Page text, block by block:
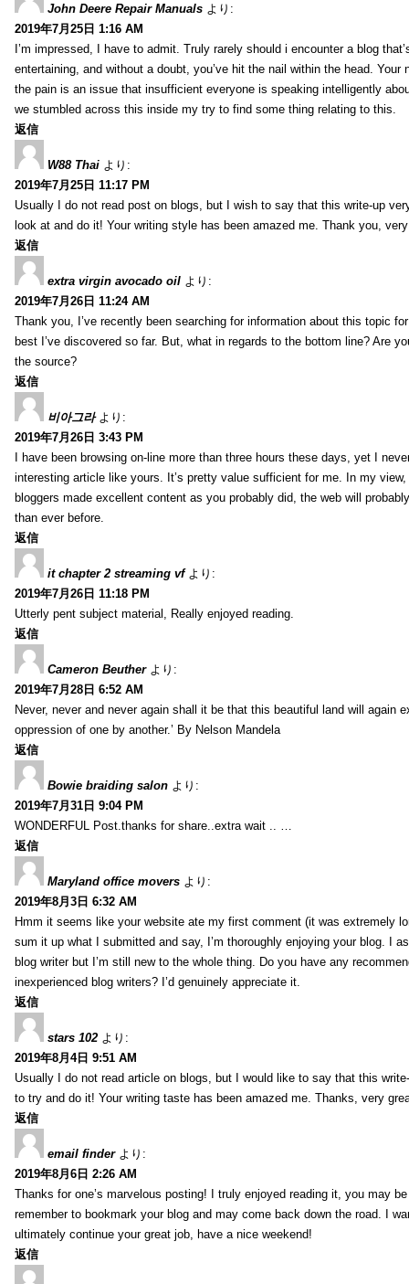
John Deere Repair Manuals より:
2019年7月25日 1:16 AM
I’m impressed, I have to admit. Truly rarely should i encounter a blog
entertaining, and without a doubt, you’ve hit the nail within the head. Your
the pain is an issue that insufficient everyone is speaking intelligently
we stumbled across this inside my try to find some thing relating to this.
返信
W88 Thai より:
2019年7月25日 11:17 PM
Usually I do not read post on blogs, but I wish to say that this write-up
look at and do it! Your writing style has been amazed me. Thank you,
返信
extra virgin avocado oil より:
2019年7月26日 11:24 AM
Thank you, I’ve recently been searching for information about this topic
best I’ve discovered so far. But, what in regards to the bottom line? Are
the source?
返信
비아그라 より:
2019年7月26日 3:43 PM
I have been browsing on-line more than three hours these days, yet I
interesting article like yours. It’s pretty value sufficient for me. In my
bloggers made excellent content as you probably did, the web will
than ever before.
返信
it chapter 2 streaming vf より:
2019年7月26日 11:18 PM
Utterly pent subject material, Really enjoyed reading.
返信
Cameron Beuther より:
2019年7月28日 6:52 AM
Never, never and never again shall it be that this beautiful land will again
oppression of one by another.’ By Nelson Mandela
返信
Bowie braiding salon より:
2019年7月31日 9:04 PM
WONDERFUL Post.thanks for share..extra wait .. …
返信
Maryland office movers より:
2019年8月3日 6:32 AM
Hmm it seems like your website ate my first comment (it was extremely
sum it up what I submitted and say, I’m thoroughly enjoying your blog. I
blog writer but I’m still new to the whole thing. Do you have any
inexperienced blog writers? I’d genuinely appreciate it.
返信
stars 102 より:
2019年8月4日 9:51 AM
Usually I do not read article on blogs, but I would like to say that this
to try and do it! Your writing taste has been amazed me. Thanks, very
返信
email finder より:
2019年8月6日 2:26 AM
Thanks for one’s marvelous posting! I truly enjoyed reading it, you may
remember to bookmark your blog and may come back down the road. I
ultimately continue your great job, have a nice weekend!
返信